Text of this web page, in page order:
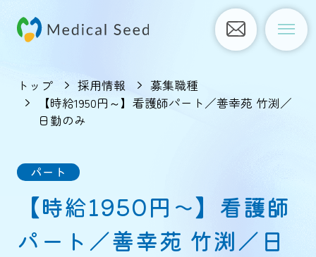
トップ 採用情報
募集職種
【時給1950円～】看護師パート／善幸苑 竹渕／
日勤のみ
パート
【時給1950円～】看護師
パート／善幸苑 竹渕／日